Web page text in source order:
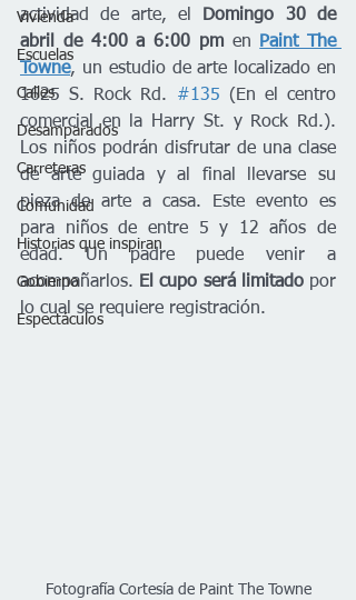
Vivienda
Escuelas
Calles
Desamparados
Carreteras
Comunidad
Historias que inspiran
Gobierno
Espectáculos
actividad de arte, el
Domingo 30 de
abril de 4:00 a 6:00 pm en
Paint The
Towne, un estudio de arte localizado en
1625 S. Rock Rd. #135 (En el centro
comercial en la Harry St. y Rock Rd.).
Los niños podrán disfrutar de una clase
de arte guiada y al final llevarse su
pieza de arte a casa. Este evento es
para niños de entre 5 y 12 años de
edad. Un padre puede venir a
acompañarlos. El cupo será limitado por
lo cual se requiere registración.
Fotografía Cortesía de Paint The Towne